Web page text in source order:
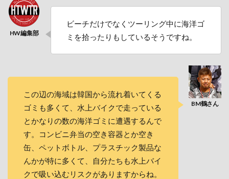
ビーチだけでなくツーリング中に海洋ゴ
ミを拾ったりもしているそうですね。
この辺の海域は韓国から流れ着いてくる
ゴミも多くて、水上バイクで走っている
とかなりの数の海洋ゴミに遭遇するんで
す。コンビニ弁当の空き容器とか空き
缶、ペットボトル、プラスチック製品な
んかが特に多くて、自分たちも水上バイ
クで吸い込むリスクがありますからね。